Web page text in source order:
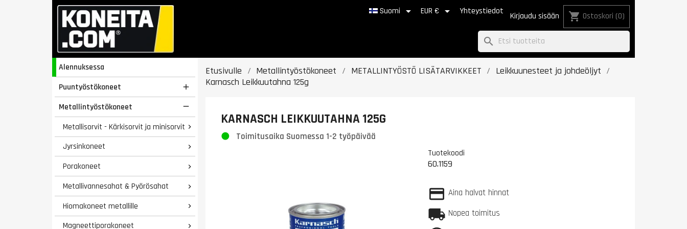
Suomi  EUR €  Yhteystiedot Kirjaudu sisään shopping_cart Ostoskori (0)
search
Alennuksessa
Puuntyöstökoneet

Metallintyöstökoneet 
Metallisorvit - Kärkisorvit ja minisorvit 
Jyrsinkoneet 
Porakoneet 
Metallivannesahat & Pyörösahat 
Hiomakoneet metallille 
Magneettiporakoneet 
Etusivulle Metallintyöstökoneet METALLINTYÖSTÖ LISÄTARVIKKEET
Leikkuunesteet ja johdeöljyt
Karnasch Leikkuutahna 125g
KARNASCH LEIKKUUTAHNA 125G
Toimitusaika Suomessa 1-2 työpäivää
Tuotekoodi
60.1159
Aina halvat hinnat
Nopea toimitus